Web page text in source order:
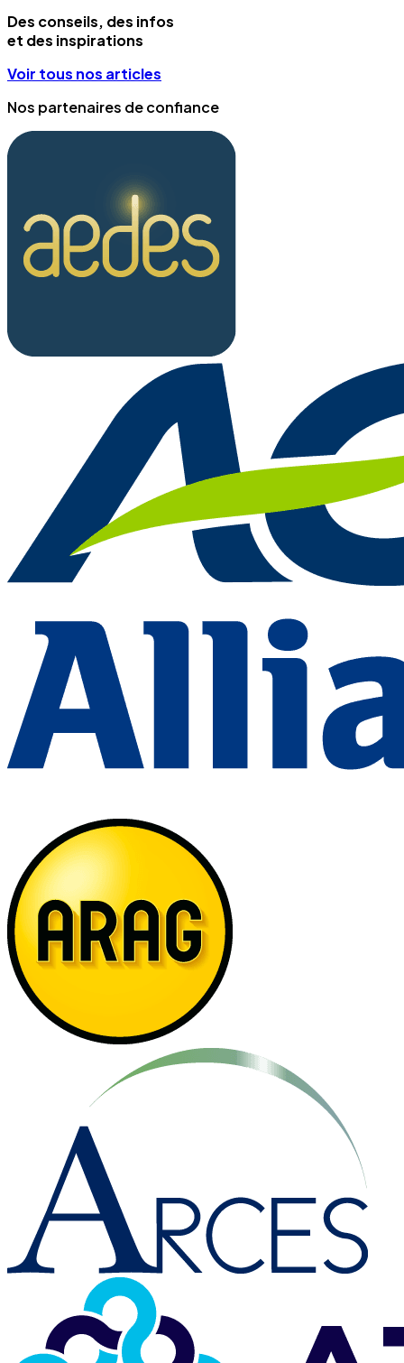
Des conseils, des infos
et des inspirations
Voir tous nos articles
Nos partenaires de confiance